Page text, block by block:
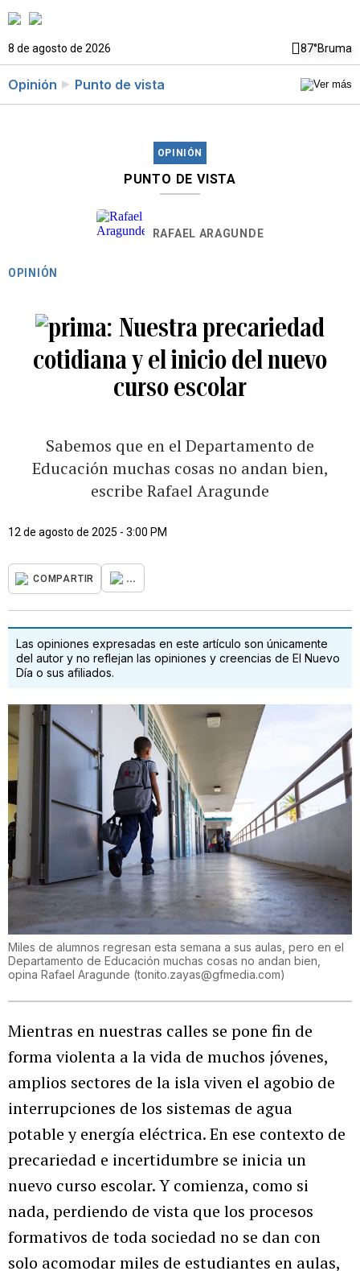
8 de agosto de 2026 87°Bruma
Opinión Punto de vista
OPINIÓN
PUNTO DE VISTA
RAFAEL ARAGUNDE
OPINIÓN
Nuestra precariedad
cotidiana y el inicio del nuevo
curso escolar
Sabemos que en el Departamento de
Educación muchas cosas no andan bien,
escribe Rafael Aragunde
12 de agosto de 2025 - 3:00 PM
COMPARTIR ...
Las opiniones expresadas en este artículo son únicamente
del autor y no reflejan las opiniones y creencias de El Nuevo
Día o sus afiliados.
Miles de alumnos regresan esta semana a sus aulas, pero en el
Departamento de Educación muchas cosas no andan bien,
opina Rafael Aragunde (tonito.zayas@gfmedia.com)
Mientras en nuestras calles se pone fin de
forma violenta a la vida de muchos jóvenes,
amplios sectores de la isla viven el agobio de
interrupciones de los sistemas de agua
potable y energía eléctrica. En ese contexto de
precariedad e incertidumbre se inicia un
nuevo curso escolar. Y comienza, como si
nada, perdiendo de vista que los procesos
formativos de toda sociedad no se dan con
solo acomodar miles de estudiantes en aulas,